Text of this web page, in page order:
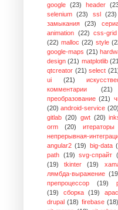
google (23) header
selenium
(23) ssl (23)
замыкания
(23)
animation (22) css-grid
(22) malloc (22) style
google-maps (21)
design (21) matplotlib
qtcreator (21) select
ui
(21)
комментарии
(21)
преобразование (21)
(20) android-service (20)
gitlab (20) gwt (20)
orm
(20) итераторы
непрерывная-
angular2 (19) big-data
path (19) svg-спрайт
(19)
tkinter (19)
лямбда-выражение
препроцессор
(19)
(19)
сборка (19)
drupal (18) firebase (18)